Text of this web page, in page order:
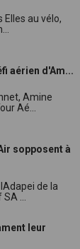
au vélo,
aérien d'Am...
Amine
Aé...
sopposent à
de la
...
leur